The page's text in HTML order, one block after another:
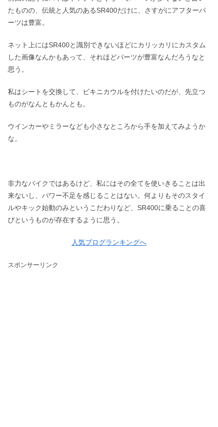
たものの、伝統と人気のあるSR400だけに、さすがにアフターパ
ーツは豊富。
ネット上にはSR400と識別できないほどにカリッカリにカスタム
した画像なんかもあって、それほどパーツが豊富なんだろうなと
思う。
私はシートを交換して、ビキニカウルを付けたいのだが、先立つ
ものがなんともかんとも。
ウインカーやミラーなども小さなところから手を加えてみようか
な。
非力なバイクではあるけど、私にはその全てを使いきることは出
来ないし、パワー不足を感じることはない。何よりもそのスタイ
ルやキック始動のみというこだわりなど、SR400に乗ることの喜
びというものが存在するように思う。
人気ブログランキングへ
スポンサーリンク